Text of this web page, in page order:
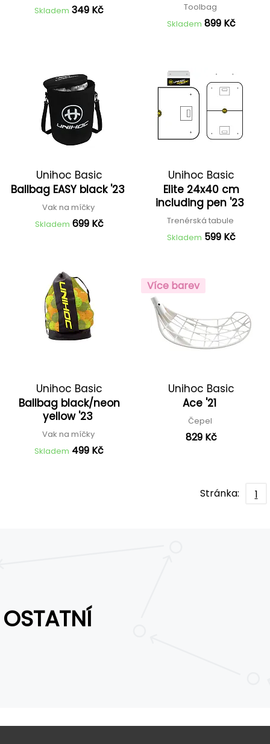
Skladem 349 Kč
Toolbag
Skladem 899 Kč
Unihoc Basic
Ballbag EASY black '23
Vak na míčky
Skladem 699 Kč
Unihoc Basic
Elite 24x40 cm
including pen '23
Trenérská tabule
Skladem 599 Kč
Unihoc Basic
Ballbag black/neon
yellow '23
Vak na míčky
Skladem 499 Kč
Více barev
Unihoc Basic
Ace '21
Čepel
829 Kč
Stránka: 1
OSTATNÍ